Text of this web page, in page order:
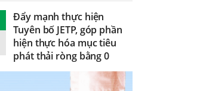
Đẩy mạnh thực hiện
Tuyên bố JETP, góp phần
hiện thực hóa mục tiêu
phát thải ròng bằng 0